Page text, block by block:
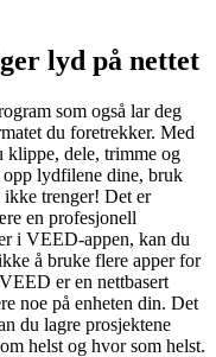
lyd på nettet
som også lar deg
du foretrekker. Med
klippe, dele, trimme og
lydfilene dine, bruk
ikke trenger! Det er
en profesjonell
i VEED-appen, kan du
å bruke flere apper for
er en nettbasert
noe på enheten din. Det
du lagre prosjektene
helst og hvor som helst.